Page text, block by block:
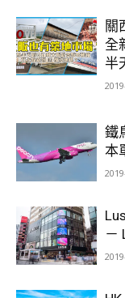
關
全
半
鐵
本
－